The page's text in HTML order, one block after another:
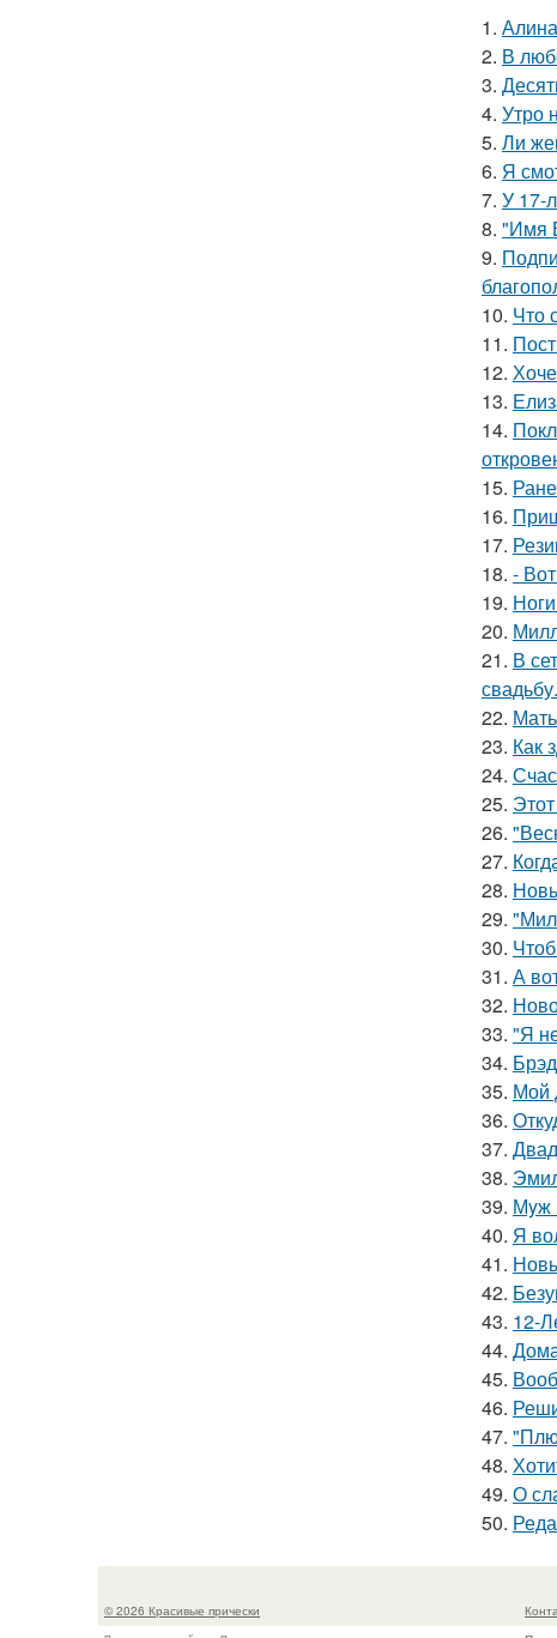
1.
2. В
3.
4. Утро
5. Ли
6. Я
7. У 17-
8. "Имя
9.
10. Что
11.
12.
13.
14.
15.
16.
17.
18. -
19.
20.
21. В
свадьбу.
22.
23. Как
24.
25.
26.
27.
28.
29.
30.
31. А
32.
33. "Я
34.
35. Мой
36.
37.
38.
39. Мyж
40. Я
41.
42.
43. 12-
44.
45.
46.
47.
48.
49. О
50.
© 2026 Красивые прически